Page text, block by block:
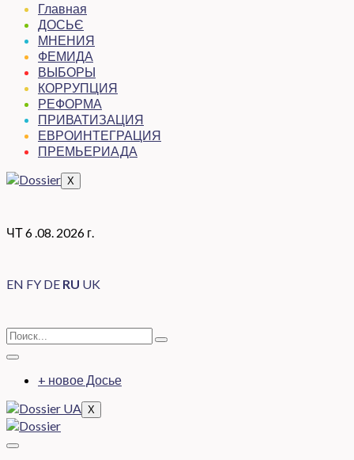
Главная
ДОСЬЄ
МНЕНИЯ
ФЕМИДА
ВЫБОРЫ
КОРРУПЦИЯ
РЕФОРМА
ПРИВАТИЗАЦИЯ
ЕВРОИНТЕГРАЦИЯ
ПРЕМЬЕРИАДА
X
ЧТ 6 .08. 2026 г.
EN FY DE RU UK
+ новое Досье
X